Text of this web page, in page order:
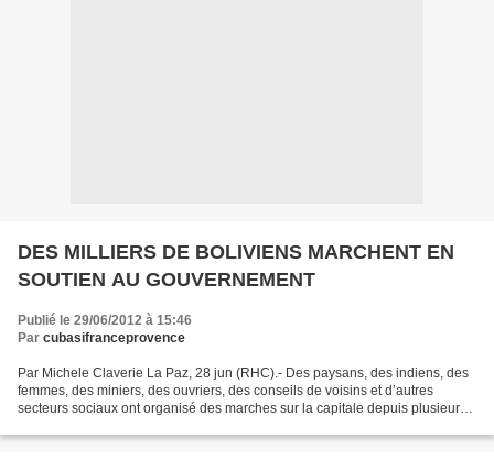
DES MILLIERS DE BOLIVIENS MARCHENT EN
SOUTIEN AU GOUVERNEMENT
Publié le 29/06/2012 à 15:46
Par cubasifranceprovence
Par Michele Claverie La Paz, 28 jun (RHC).- Des paysans, des indiens, des
femmes, des miniers, des ouvriers, des conseils de voisins et d’autres
secteurs sociaux ont organisé des marches sur la capitale depuis plusieurs